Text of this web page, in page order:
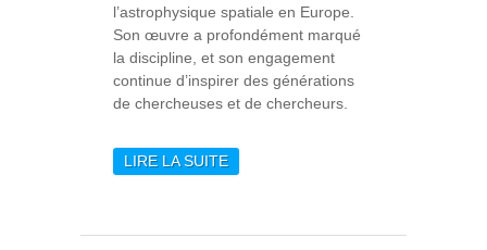
l’astrophysique spatiale en Europe.
Son œuvre a profondément marqué
la discipline, et son engagement
continue d’inspirer des générations
de chercheuses et de chercheurs.
LIRE LA SUITEDE EN HOMMAGE À